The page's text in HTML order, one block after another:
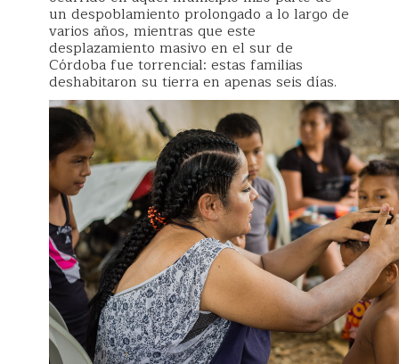
un despoblamiento prolongado a lo largo de
varios años, mientras que este
desplazamiento masivo en el sur de
Córdoba fue torrencial: estas familias
deshabitaron su tierra en apenas seis días.